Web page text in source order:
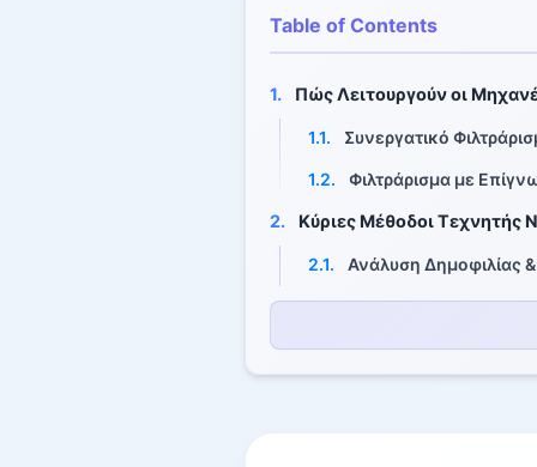
Table of Contents
1. Πώς Λειτουργούν οι
1.1. Συνεργατικό
1.2. Φιλτράρισμα με
2. Κύριες Μέθοδοι Τεχνητής
2.1. Ανάλυση Δημοφιλίας
2.2. Φιλτράρισμα
2.3. Προτάσεις με